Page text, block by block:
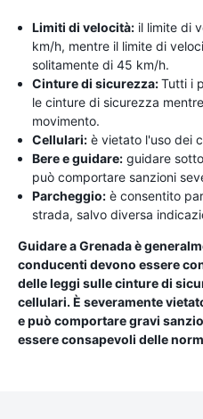
Limiti di velocità: il limite di
km/h, mentre il limite di
solitamente di 45 km/h.
Cinture di sicurezza:Tutti i
le cinture di sicurezza
movimento.
Cellulari: è vietato l'uso dei
Bere e guidare: guidare
può comportare sanzioni
Parcheggio: è consentito
strada, salvo diversa
Guidare a Grenada è
conducenti devono essere
delle leggi sulle cinture di
cellulari. È severamente
e può comportare gravi
essere consapevoli delle